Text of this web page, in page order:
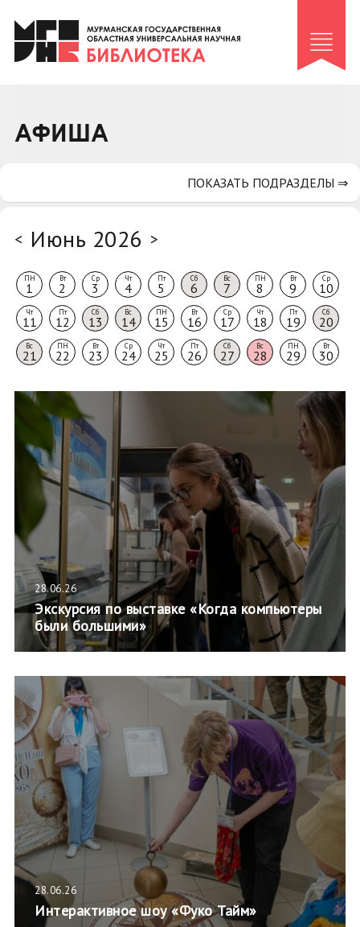
Клуб «Гиря и сельдерей»
Клуб «Семейный архив»
Коллегам
АФИША
< Июнь 2026 >
ПН
1
Вт
2
Ср
3
Чт
4
Пт
5
Сб
6
Вс
7
ПН
8
Вт
9
Ср
10
Чт
11
Пт
12
Сб
13
Вс
14
ПН
15
Вт
16
Ср
17
Чт
18
Пт
19
Сб
20
Вс
21
ПН
22
Вт
23
Ср
24
Чт
25
Пт
26
Сб
27
Вс
28
ПН
29
Вт
30
28.06.26
Экскурсия по выставке «Когда компьютеры
были большими»
28.06.26
Интерактивное шоу «Фуко Тайм»
ПОКАЗАТЬ ПОДРАЗДЕЛЫ ⇒